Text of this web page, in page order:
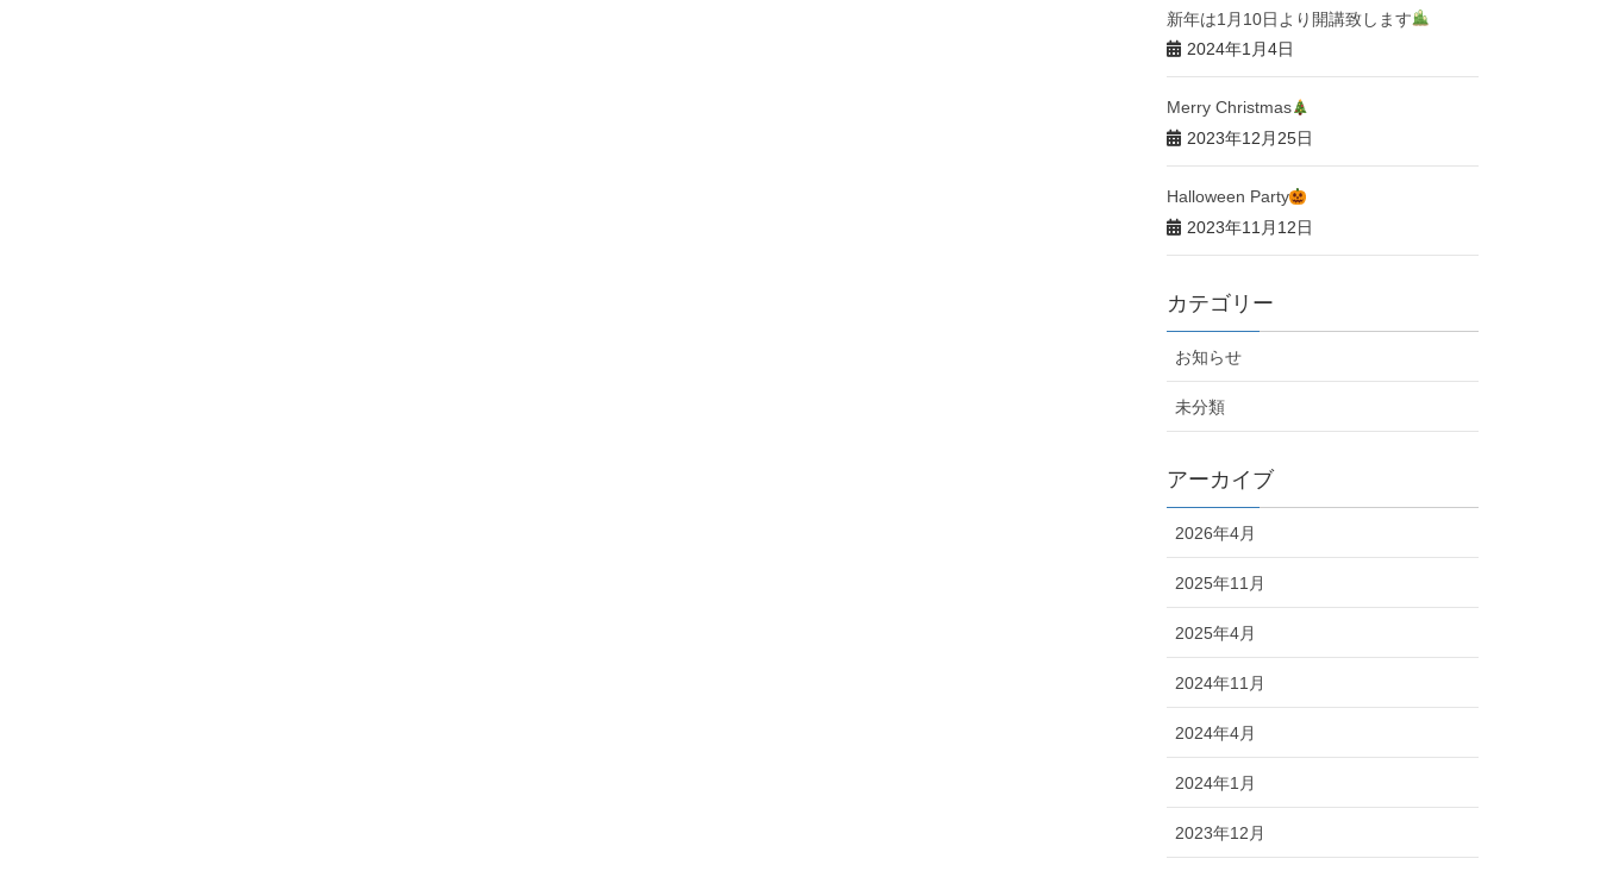
新年は1月10日より開講致します
2024年1月4日
Merry Christmas
2023年12月25日
Halloween Party
2023年11月12日
カテゴリー
お知らせ
未分類
アーカイブ
2026年4月
2025年11月
2025年4月
2024年11月
2024年4月
2024年1月
2023年12月